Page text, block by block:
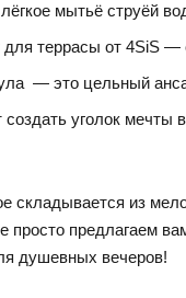
мытьё струёй
террасы от 4SiS —
— это цельный
уголок
складывается из
предлагаем
душевных вечеров!